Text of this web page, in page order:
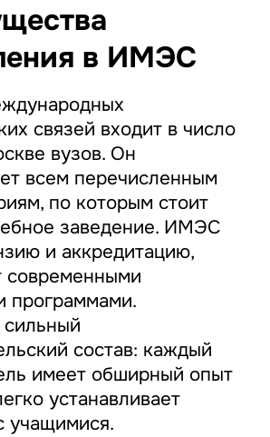
в ИМЭС
связей входит в число
вузов. Он
всем перечисленным
по которым стоит
заведение. ИМЭС
и аккредитацию,
современными
программами.
сильный
состав: каждый
имеет обширный опыт
устанавливает
учащимися.